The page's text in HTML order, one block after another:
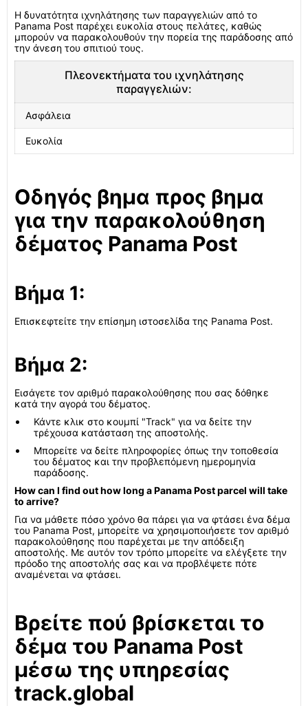
Η δυνατότητα ιχνηλάτησης των παραγγελιών από το
Panama Post παρέχει ευκολία στους πελάτες, καθώς
μπορούν να παρακολουθούν την πορεία της παράδοσης από
την άνεση του σπιτιού τους.
Πλεονεκτήματα του ιχνηλάτησης
παραγγελιών:
Ασφάλεια
Ευκολία
Οδηγός βημα προς βημα
για την παρακολούθηση
δέματος Panama Post
Βήμα 1:
Επισκεφτείτε την επίσημη ιστοσελίδα της Panama Post.
Βήμα 2:
Εισάγετε τον αριθμό παρακολούθησης που σας δόθηκε
κατά την αγορά του δέματος.
Κάντε κλικ στο κουμπί "Track" για να δείτε την
τρέχουσα κατάσταση της αποστολής.
Μπορείτε να δείτε πληροφορίες όπως την τοποθεσία
του δέματος και την προβλεπόμενη ημερομηνία
παράδοσης.
How can I find out how long a Panama Post parcel will take
to arrive?
Για να μάθετε πόσο χρόνο θα πάρει για να φτάσει ένα δέμα
του Panama Post, μπορείτε να χρησιμοποιήσετε τον αριθμό
παρακολούθησης που παρέχεται με την απόδειξη
αποστολής. Με αυτόν τον τρόπο μπορείτε να ελέγξετε την
πρόοδο της αποστολής σας και να προβλέψετε πότε
αναμένεται να φτάσει.
Βρείτε πού βρίσκεται το
δέμα του Panama Post
μέσω της υπηρεσίας
track.global